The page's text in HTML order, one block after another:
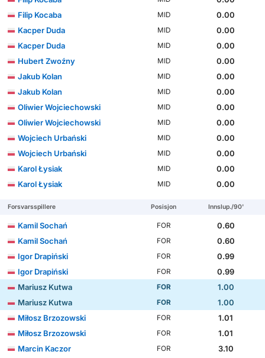
Filip Kocaba
MID
0.00
Kacper Duda
MID
0.00
Kacper Duda
MID
0.00
Hubert Zwoźny
MID
0.00
Jakub Kolan
MID
0.00
Jakub Kolan
MID
0.00
Oliwier Wojciechowski
MID
0.00
Oliwier Wojciechowski
MID
0.00
Wojciech Urbański
MID
0.00
Wojciech Urbański
MID
0.00
Karol Łysiak
MID
0.00
Karol Łysiak
MID 0.00
Forsvarsspillere Posisjon Innslup./90'
Kamil Sochań FOR
0.60
Kamil Sochań
FOR
0.60
Igor Drapiński
FOR
0.99
Igor Drapiński
FOR
0.99
Mariusz Kutwa
FOR
1.00
Mariusz Kutwa
FOR
1.00
Miłosz Brzozowski
FOR
1.01
Miłosz Brzozowski
FOR
1.01
Marcin Kaczor
FOR
3.10